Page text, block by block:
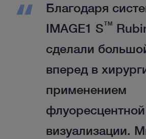
Благодаря
IMAGE1 S ™
сделали
вперед в
применением
флуоресцентной
визуализации.